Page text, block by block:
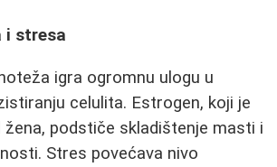
i stresa
igra ogromnu ulogu u
celulita. Estrogen, koji je
žena, podstiče skladištenje masti i
Stres povećava nivo